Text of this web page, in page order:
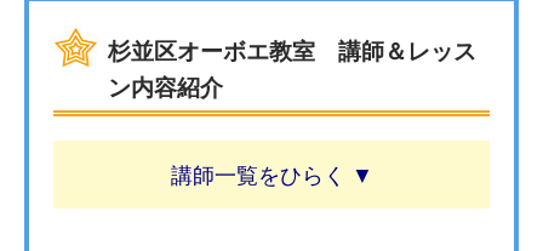
杉並区オーボエ教室 講師＆レッス
ン内容紹介
講師一覧